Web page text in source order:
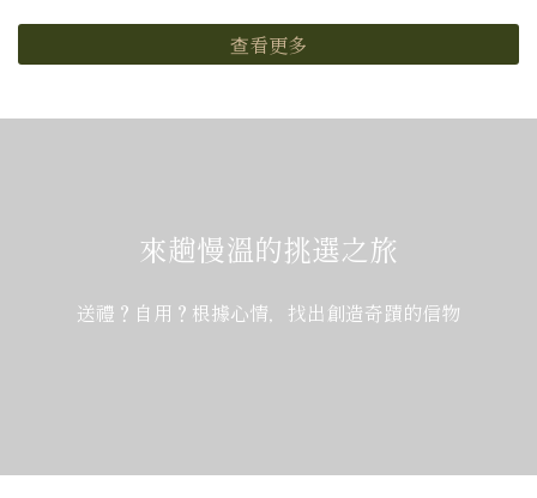
查看更多
來趟慢溫的挑選之旅
送禮？自用？根據心情，找出創造奇蹟的信物